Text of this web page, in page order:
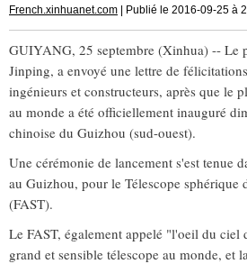
CULTURE
SANTÉ
SCI&TECH
VIDÉOS
French.xinhuanet.com | Publié le 2016-09-25 à
GUIYANG, 25 septembre (Xinhua) -- Le
Jinping, a envoyé une lettre de
ingénieurs et constructeurs, après que le
au monde a été officiellement inauguré
chinoise du Guizhou (sud-ouest).
Une cérémonie de lancement s'est tenue
au Guizhou, pour le Télescope sphérique
(FAST).
Le FAST, également appelé "l'oeil du ciel
grand et sensible télescope au monde, et